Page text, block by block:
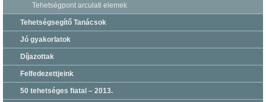
Tehetségpont arculati elemek
Tehetségsegítő Tanácsok
Jó gyakorlatok
Díjazottak
Felfedezettjeink
50 tehetséges fiatal – 2013.